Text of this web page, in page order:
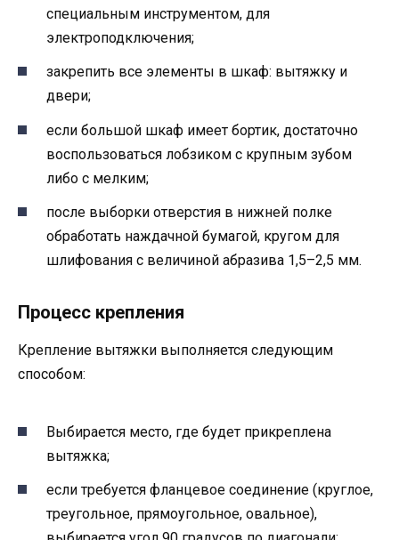
специальным инструментом, для
электроподключения;
закрепить все элементы в шкаф: вытяжку и
двери;
если большой шкаф имеет бортик, достаточно
воспользоваться лобзиком с крупным зубом
либо с мелким;
после выборки отверстия в нижней полке
обработать наждачной бумагой, кругом для
шлифования с величиной абразива 1,5–2,5 мм.
Процесс крепления
Крепление вытяжки выполняется следующим
способом:
Выбирается место, где будет прикреплена
вытяжка;
если требуется фланцевое соединение (круглое,
треугольное, прямоугольное, овальное),